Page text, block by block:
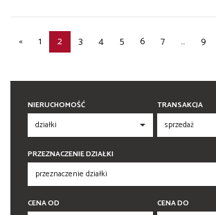
« 1 2 3 4 5 6 7 ... 9
NIERUCHOMOŚĆ TRANSAKCJA
PRZEZNACZENIE DZIAŁKI
CENA OD CENA DO